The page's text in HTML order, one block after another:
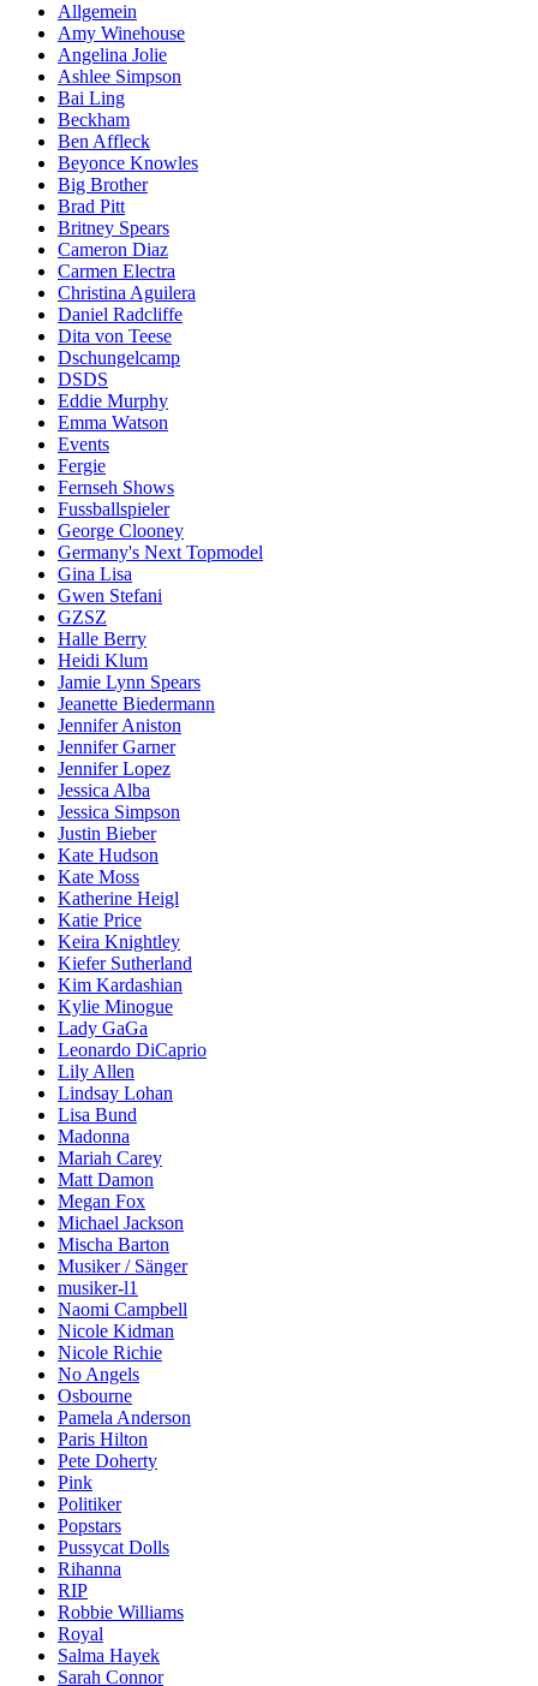
Allgemein
Amy Winehouse
Angelina Jolie
Ashlee Simpson
Bai Ling
Beckham
Ben Affleck
Beyonce Knowles
Big Brother
Brad Pitt
Britney Spears
Cameron Diaz
Carmen Electra
Christina Aguilera
Daniel Radcliffe
Dita von Teese
Dschungelcamp
DSDS
Eddie Murphy
Emma Watson
Events
Fergie
Fernseh Shows
Fussballspieler
George Clooney
Germany's Next Topmodel
Gina Lisa
Gwen Stefani
GZSZ
Halle Berry
Heidi Klum
Jamie Lynn Spears
Jeanette Biedermann
Jennifer Aniston
Jennifer Garner
Jennifer Lopez
Jessica Alba
Jessica Simpson
Justin Bieber
Kate Hudson
Kate Moss
Katherine Heigl
Katie Price
Keira Knightley
Kiefer Sutherland
Kim Kardashian
Kylie Minogue
Lady GaGa
Leonardo DiCaprio
Lily Allen
Lindsay Lohan
Lisa Bund
Madonna
Mariah Carey
Matt Damon
Megan Fox
Michael Jackson
Mischa Barton
Musiker / Sänger
musiker-l1
Naomi Campbell
Nicole Kidman
Nicole Richie
No Angels
Osbourne
Pamela Anderson
Paris Hilton
Pete Doherty
Pink
Politiker
Popstars
Pussycat Dolls
Rihanna
RIP
Robbie Williams
Royal
Salma Hayek
Sarah Connor